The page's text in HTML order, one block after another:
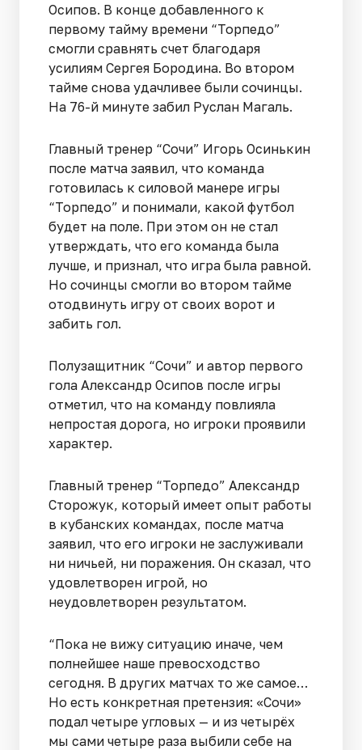
Осипов. В конце добавленного к
первому тайму времени “Торпедо”
смогли сравнять счет благодаря
усилиям Сергея Бородина. Во втором
тайме снова удачливее были сочинцы.
На 76-й минуте забил Руслан Магаль.
Главный тренер “Сочи” Игорь Осинькин
после матча заявил, что команда
готовилась к силовой манере игры
“Торпедо” и понимали, какой футбол
будет на поле. При этом он не стал
утверждать, что его команда была
лучше, и признал, что игра была равной.
Но сочинцы смогли во втором тайме
отодвинуть игру от своих ворот и
забить гол.
Полузащитник “Сочи” и автор первого
гола Александр Осипов после игры
отметил, что на команду повлияла
непростая дорога, но игроки проявили
характер.
Главный тренер “Торпедо” Александр
Сторожук, который имеет опыт работы
в кубанских командах, после матча
заявил, что его игроки не заслуживали
ни ничьей, ни поражения. Он сказал, что
удовлетворен игрой, но
неудовлетворен результатом.
“Пока не вижу ситуацию иначе, чем
полнейшее наше превосходство
сегодня. В других матчах то же самое…
Но есть конкретная претензия: «Сочи»
подал четыре угловых — и из четырёх
мы сами четыре раза выбили себе на